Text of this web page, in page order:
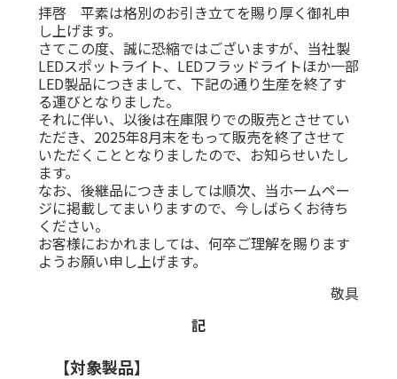
拝啓 平素は格別のお引き立てを賜り厚く御礼申
し上げます。
さてこの度、誠に恐縮ではございますが、当社製
LEDスポットライト、LEDフラッドライトほか一部
LED製品につきまして、下記の通り生産を終了す
る運びとなりました。
それに伴い、以後は在庫限りでの販売とさせてい
ただき、2025年8月末をもって販売を終了させて
いただくこととなりましたので、お知らせいたし
ます。
なお、後継品につきましては順次、当ホームペー
ジに掲載してまいりますので、今しばらくお待ち
ください。
お客様におかれましては、何卒ご理解を賜ります
ようお願い申し上げます。
敬具
記
【対象製品】